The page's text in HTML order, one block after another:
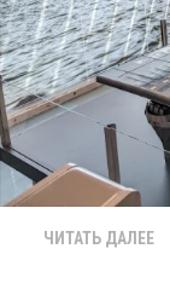
ЧИТАТЬ ДАЛЕЕ